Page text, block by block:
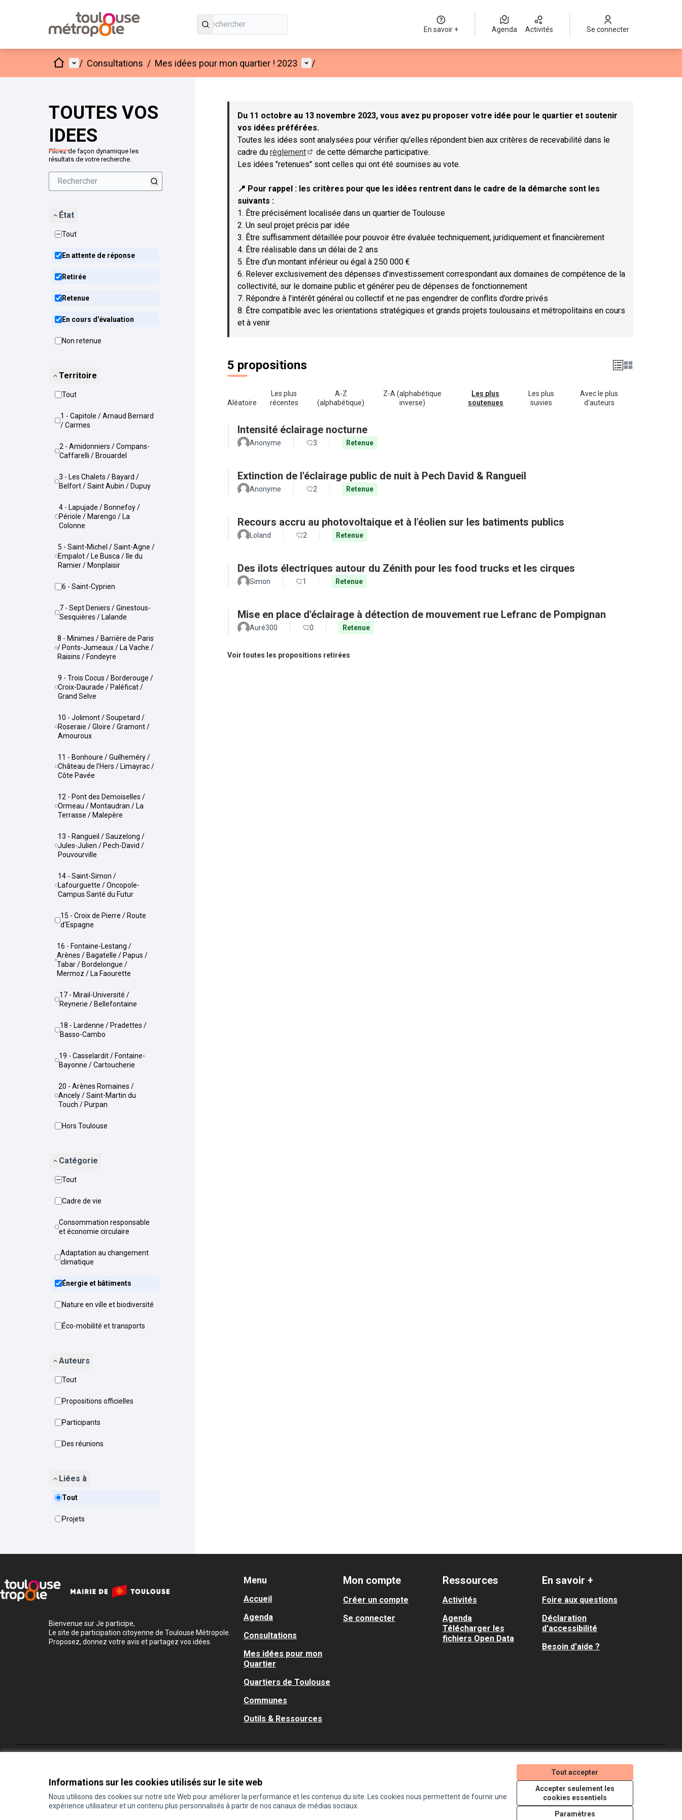
Informations sur les cookies utilisés sur le site web
Nous utilisons des cookies sur notre site Web pour améliorer la performance et les contenus du site. Les cookies nous permettent de fournir une
expérience utilisateur et un contenu plus personnalisés à partir de nos canaux de médias sociaux.
Tout accepter
Accepter seulement les
cookies essentiels
Paramètres
En savoir + Agenda Activités Se connecter
AccueilMenu principal
/ Consultations / Mes idées pour mon quartier ! 2023 Menu utilisateur
/
TOUTES VOS
IDEES
Filtrez de façon dynamique les
résultats de votre recherche.
État
Tout
En attente de réponse
Retirée
Retenue
En cours d'évaluation
Non retenue
Territoire
Tout
1 - Capitole / Arnaud Bernard
/ Carmes
2 - Amidonniers / Compans-
Caffarelli / Brouardel
3 - Les Chalets / Bayard /
Belfort / Saint Aubin / Dupuy
4 - Lapujade / Bonnefoy /
Périole / Marengo / La
Colonne
5 - Saint-Michel / Saint-Agne /
Empalot / Le Busca / Ile du
Ramier / Monplaisir
6 - Saint-Cyprien
7 - Sept Deniers / Ginestous-
Sesquières / Lalande
8 - Minimes / Barrière de Paris
/ Ponts-Jumeaux / La Vache /
Raisins / Fondeyre
9 - Trois Cocus / Borderouge /
Croix-Daurade / Paléficat /
Grand Selve
10 - Jolimont / Soupetard /
Roseraie / Gloire / Gramont /
Amouroux
11 - Bonhoure / Guilheméry /
Château de l'Hers / Limayrac /
Côte Pavée
12 - Pont des Demoiselles /
Ormeau / Montaudran / La
Terrasse / Malepère
13 - Rangueil / Sauzelong /
Jules-Julien / Pech-David /
Pouvourville
14 - Saint-Simon /
Lafourguette / Oncopole-
Campus Santé du Futur
15 - Croix de Pierre / Route
d'Espagne
16 - Fontaine-Lestang /
Arènes / Bagatelle / Papus /
Tabar / Bordelongue /
Mermoz / La Faourette
17 - Mirail-Université /
Reynerie / Bellefontaine
18 - Lardenne / Pradettes /
Basso-Cambo
19 - Casselardit / Fontaine-
Bayonne / Cartoucherie
20 - Arènes Romaines /
Ancely / Saint-Martin du
Touch / Purpan
Hors Toulouse
Catégorie
Tout
Cadre de vie
Consommation responsable
et économie circulaire
Adaptation au changement
climatique
Énergie et bâtiments
Nature en ville et biodiversité
Éco-mobilité et transports
Auteurs
Tout
Propositions officielles
Participants
Des réunions
Liées à
Tout
Projets
Passer la carte
Du 11 octobre au 13 novembre 2023, vous avez pu proposer votre idée pour le quartier et soutenir
vos idées préférées.
Toutes les idées sont analysées pour vérifier qu'elles répondent bien aux critères de recevabilité dans le
cadre du règlement
(Lien externe)
de cette démarche participative.
Les idées "retenues" sont celles qui ont été soumises au vote.
📍 Pour rappel : les critères pour que les idées rentrent dans le cadre de la démarche sont les
suivants :
1. Être précisément localisée dans un quartier de Toulouse
2. Un seul projet précis par idée
3. Être suffisamment détaillée pour pouvoir être évaluée techniquement, juridiquement et financièrement
4. Être réalisable dans un délai de 2 ans
5. Être d’un montant inférieur ou égal à 250 000 €
6. Relever exclusivement des dépenses d’investissement correspondant aux domaines de compétence de la
collectivité, sur le domaine public et générer peu de dépenses de fonctionnement
7. Répondre à l’intérêt général ou collectif et ne pas engendrer de conflits d’ordre privés
8. Être compatible avec les orientations stratégiques et grands projets toulousains et métropolitains en cours
et à venir
5 propositions
Aléatoire
Les plus
récentes
A-Z
(alphabétique)
Z-A (alphabétique
inverse)
Les plus
soutenues
Les plus
suivies
Avec le plus
d'auteurs
Intensité éclairage nocturne
Anonyme 3 Retenue
Extinction de l'éclairage public de nuit à Pech David & Rangueil
Anonyme 2 Retenue
Recours accru au photovoltaique et à l'éolien sur les batiments publics
Loland 2 Retenue
Des ilots électriques autour du Zénith pour les food trucks et les cirques
Simon 1 Retenue
Mise en place d'éclairage à détection de mouvement rue Lefranc de Pompignan
Auré300 0 Retenue
Voir toutes les propositions retirées
Bienvenue sur Je participe,
Le site de participation citoyenne de Toulouse Métropole.
Proposez, donnez votre avis et partagez vos idées.
Menu
Accueil
Agenda
Consultations
Mes idées pour mon
Quartier
Quartiers de Toulouse
Communes
Outils & Ressources
Mon compte
Créer un compte
Se connecter
Ressources
Activités
Agenda
Télécharger les
fichiers Open Data
En savoir +
Foire aux questions
Déclaration
d'accessibilité
Besoin d'aide ?
(Lien externe)
(Lien externe)
(Lien externe)
Licence Creative
(Lien externe)